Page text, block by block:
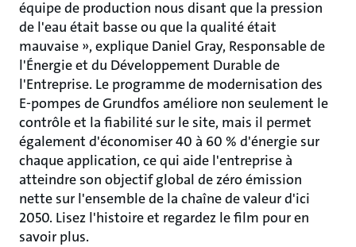
équipe de production nous disant que la pression
de l'eau était basse ou que la qualité était
mauvaise », explique Daniel Gray, Responsable de
l'Énergie et du Développement Durable de
l'Entreprise. Le programme de modernisation des
E-pompes de Grundfos améliore non seulement le
contrôle et la fiabilité sur le site, mais il permet
également d'économiser 40 à 60 % d'énergie sur
chaque application, ce qui aide l'entreprise à
atteindre son objectif global de zéro émission
nette sur l'ensemble de la chaîne de valeur d'ici
2050. Lisez l'histoire et regardez le film pour en
savoir plus.